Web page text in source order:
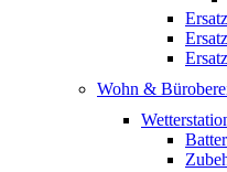
Wohn &